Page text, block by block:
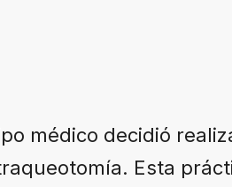
médico decidió
Esta